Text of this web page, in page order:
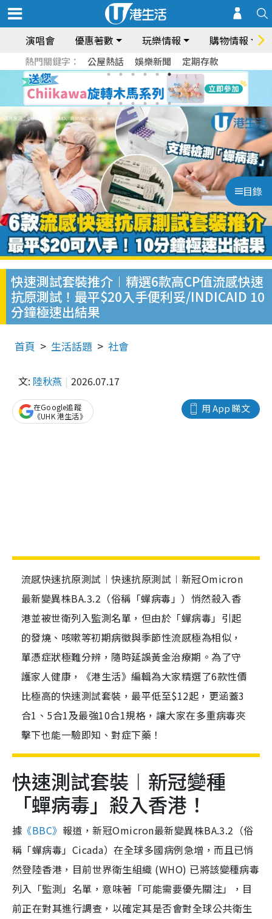
演唱會 優惠著數 玩樂情報 購物情報
熱門關鍵字： 公屋熱話 娛樂新聞 定期存款
目錄
快速測試套裝推介︱精選6款高CP值流感快速
抗原測試！最平$20入手便利妥/INDICAID 10
分鐘極速出結果
首頁 生活話題 社會
文: 陸秋燕 2026.07.17
用 App 睇文
在Google追蹤
《UHK 港生活》
流感快速抗原測試︱快速抗原測試︱新冠Omicron
最新變異株BA.3.2（俗稱「蟬病毒」）悄然殺入香
港並被世衛列入監測名單，但由於「蟬病毒」引起
的發燒、咳嗽等初期病徵與季節性流感極為相似，
單憑症狀極難分辨，隨時延誤黃金治療期。為了守
護家人健康，《港生活》編輯為大家精選了6款性價
比極高的快速測試套裝，最平低至$12起，更涵蓋3
合1、5合1及最強10合1規格，讓大家在多重病毒夾
擊下也能一驗即知、對症下藥！
快速測試套裝︱新冠變種
「蟬病毒」殺入香港！
據 《BBC》 報道，新冠Omicron最新變異株BA.3.2（俗
稱「蟬病毒」Cicada）在全球多國病例急增，而且已悄
然登陸香港，目前世界衛生組織 (WHO) 已將該變種病毒
列入「監測」名單，意味著「可能需要優先關注」，目
前正在對其進行調查，以確定其是否會對全球公共衛生